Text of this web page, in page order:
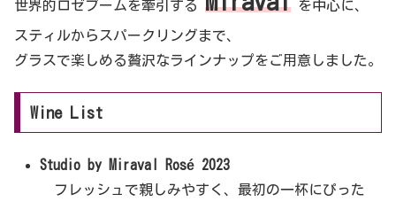
世界的ロゼブームを牽引する を中心に、
スティルからスパークリングまで、
グラスで楽しめる贅沢なラインナップをご用意しました。
Wine List
Studio by Miraval Rosé 2023
フレッシュで親しみやすく、最初の一杯にぴった